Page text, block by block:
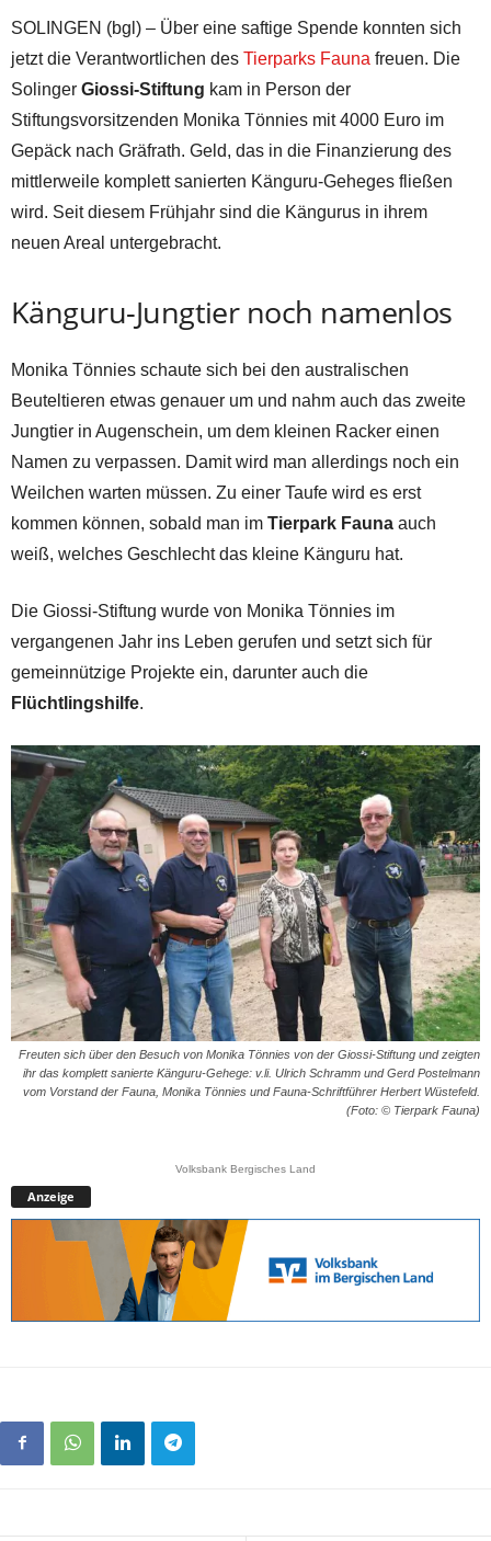
SOLINGEN (bgl) – Über eine saftige Spende konnten sich
jetzt die Verantwortlichen des Tierparks Fauna freuen. Die
Solinger Giossi-Stiftung kam in Person der
Stiftungsvorsitzenden Monika Tönnies mit 4000 Euro im
Gepäck nach Gräfrath. Geld, das in die Finanzierung des
mittlerweile komplett sanierten Känguru-Geheges fließen
wird. Seit diesem Frühjahr sind die Kängurus in ihrem
neuen Areal untergebracht.
Känguru-Jungtier noch namenlos
Monika Tönnies schaute sich bei den australischen
Beuteltieren etwas genauer um und nahm auch das zweite
Jungtier in Augenschein, um dem kleinen Racker einen
Namen zu verpassen. Damit wird man allerdings noch ein
Weilchen warten müssen. Zu einer Taufe wird es erst
kommen können, sobald man im Tierpark Fauna auch
weiß, welches Geschlecht das kleine Känguru hat.
Die Giossi-Stiftung wurde von Monika Tönnies im
vergangenen Jahr ins Leben gerufen und setzt sich für
gemeinnützige Projekte ein, darunter auch die
Flüchtlingshilfe.
Freuten sich über den Besuch von Monika Tönnies von der Giossi-Stiftung und zeigten
ihr das komplett sanierte Känguru-Gehege: v.li. Ulrich Schramm und Gerd Postelmann
vom Vorstand der Fauna, Monika Tönnies und Fauna-Schriftführer Herbert Wüstefeld.
(Foto: © Tierpark Fauna)
Volksbank Bergisches Land
Anzeige